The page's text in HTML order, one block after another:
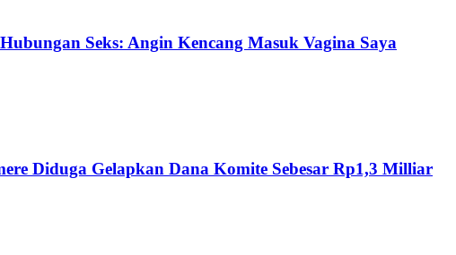
Seks: Angin Kencang Masuk Vagina Saya
Diduga Gelapkan Dana Komite Sebesar Rp1,3 Milliar